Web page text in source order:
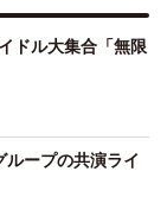
ドル大集合「無限
ループの共演ライ